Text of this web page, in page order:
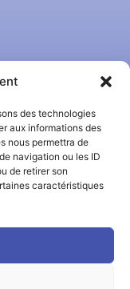
des technologies
aux informations des
nous permettra de
navigation ou les ID
de retirer son
caractéristiques
proposer